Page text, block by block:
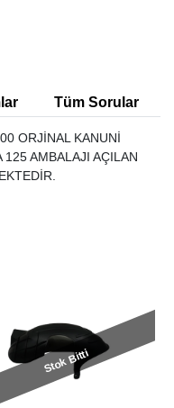
Tüm Sorular
ORJİNAL KANUNİ
125 AMBALAJI AÇILAN
Stok Bitti